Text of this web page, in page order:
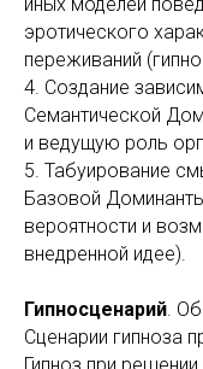
эротического
переживаний
4. Создание
Семантической
и ведущую роль
5. Табуирование
Базовой
вероятности и
внедренной идее).
Гипносценарий.
Сценарии гипноза